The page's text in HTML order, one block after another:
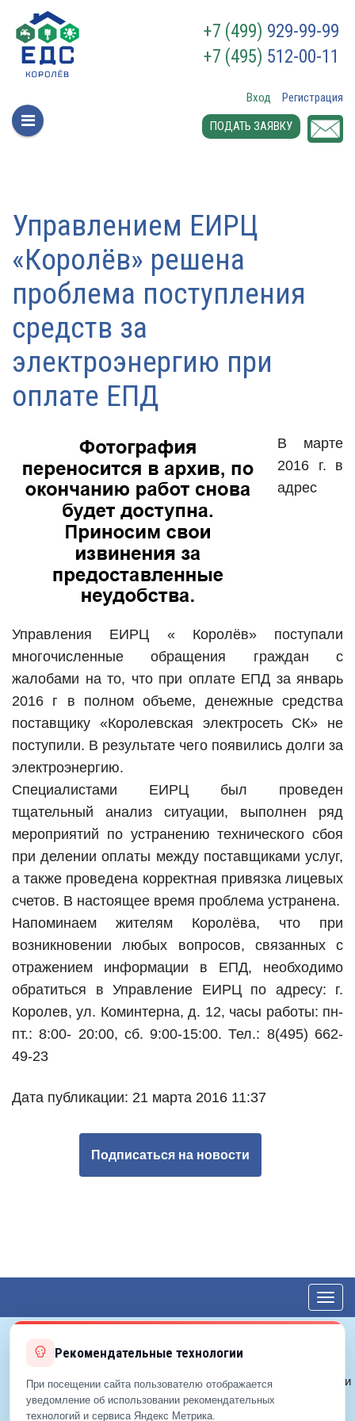
+7 (499) 929-99-99
+7 (495) 512-00-11
Вход
Регистрация
ПОДАТЬ ЗАЯВКУ
Управлением ЕИРЦ
«Королёв» решена
проблема поступления
средств за
электроэнергию при
оплате ЕПД
В марте
2016 г. в
адрес
Управления ЕИРЦ « Королёв» поступали
многочисленные обращения граждан с
жалобами на то, что при оплате ЕПД за январь
2016 г в полном объеме, денежные средства
поставщику «Королевская электросеть СК» не
поступили. В результате чего появились долги за
электроэнергию.
Специалистами ЕИРЦ был проведен
тщательный анализ ситуации, выполнен ряд
мероприятий по устранению технического сбоя
при делении оплаты между поставщиками услуг,
а также проведена корректная привязка лицевых
счетов. В настоящее время проблема устранена.
Напоминаем жителям Королёва, что при
возникновении любых вопросов, связанных с
отражением информации в ЕПД, необходимо
обратиться в Управление ЕИРЦ по адресу: г.
Королев, ул. Коминтерна, д. 12, часы работы: пн-
пт.: 8:00- 20:00, сб. 9:00-15:00. Тел.: 8(495) 662-
49-23
Дата публикации: 21 марта 2016 11:37
Подписаться на новости
© 2012—2026 ЕДС-Королёв
Политика конфиденциальности
Политика cookie
Рекомендательные технологии
При посещении сайта пользователю отображается
уведомление об использовании рекомендательных
технологий и сервиса Яндекс Метрика.